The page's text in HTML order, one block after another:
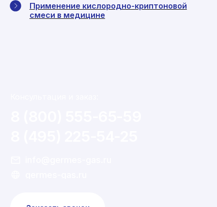
Применение кислородно-криптоновой
смеси в медицине